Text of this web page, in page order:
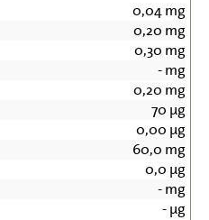
0,04mg
0,20 mg
0,30 mg
-mg
0,20 mg
70 µg
0,00 µg
60,0 mg
0,0 µg
-mg
-µg